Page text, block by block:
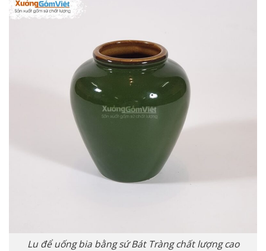
Lu để uống bia bằng sứ Bát Tràng chất lượng cao